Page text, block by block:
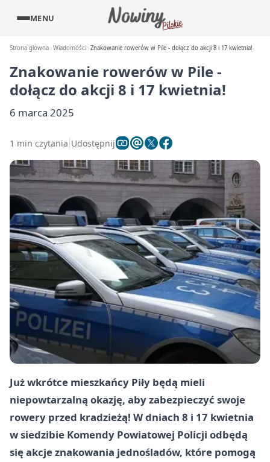
MENU
Strona główna Wiadomości Znakowanie rowerów w Pile - dołącz do akcji 8 i 17 kwietnia!
Znakowanie rowerów w Pile -
dołącz do akcji 8 i 17 kwietnia!
6 marca 2025
1 min czytania Udostępnij
Już wkrótce mieszkańcy Piły będą mieli
niepowtarzalną okazję, aby zabezpieczyć swoje
rowery przed kradzieżą! W dniach 8 i 17 kwietnia
w siedzibie Komendy Powiatowej Policji odbędą
się akcje znakowania jednośladów, które pomogą